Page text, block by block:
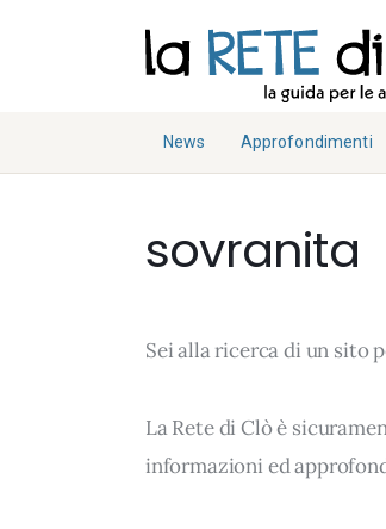
News Approfondimenti
Economia e
Norme
Economia e Finanza
Collabora con noi
sovranita
Sei alla ricerca di un sito
La Rete di Clò è
informazioni ed